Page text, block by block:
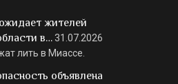
жителей
в…31.07.2026
лить в Миассе.
объявлена